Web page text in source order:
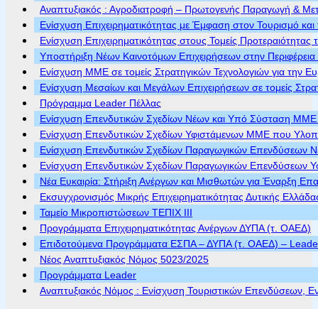
Αναπτυξιακός : Αγροδιατροφή – Πρωτογενής Παραγωγή &
Ενίσχυση Επιχειρηματικότητας με Έμφαση στον Τουρισμό
Ενίσχυση Επιχειρηματικότητας στους Τομείς Προτεραιότητας
Υποστήριξη Νέων Καινοτόμων Επιχειρήσεων στην
Ενίσχυση ΜΜΕ σε τομείς Στρατηγικών Τεχνολογιών για την
Ενίσχυση Μεσαίων και Μεγάλων Επιχειρήσεων σε τομείς
Πρόγραμμα Leader Πέλλας
Ενίσχυση Επενδυτικών Σχεδίων Νέων και Υπό Σύσταση ΜΜΕ
Ενίσχυση Επενδυτικών Σχεδίων Υφιστάμενων ΜΜΕ που
Ενίσχυση Επενδυτικών Σχεδίων Παραγωγικών Επενδύσεων
Ενίσχυση Επενδυτικών Σχεδίων Παραγωγικών Επενδύσεων
Νέα Ευκαιρία: Στήριξη Ανέργων και Μισθωτών για Έναρξη
Εκσυγχρονισμός Μικρής Επιχειρηματικότητας Δυτικής
Ταμείο Μικροπιστώσεων ΤΕΠΙΧ ΙΙΙ
Προγράμματα Επιχειρηματικότητας Ανέργων ΔΥΠΑ (τ. ΟΑΕΔ)
Επιδοτούμενα Προγράμματα ΕΣΠΑ – ΔΥΠΑ (τ. ΟΑΕΔ) – Leader
Νέος Αναπτυξιακός Νόμος 5023/2025
Προγράμματα Leader
Αναπτυξιακός Νόμος : Ενίσχυση Τουριστικών Επενδύσεων,